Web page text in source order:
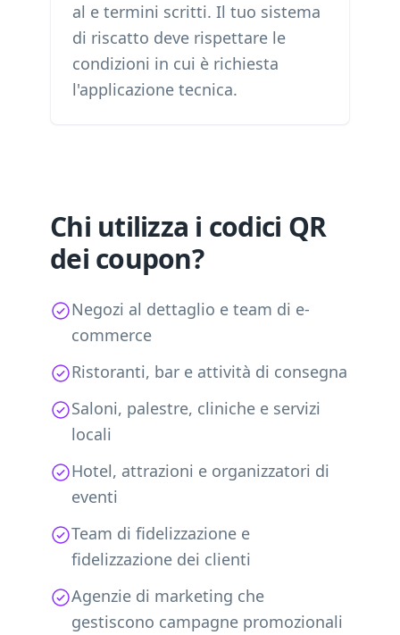
al e termini scritti. Il tuo sistema
di riscatto deve rispettare le
condizioni in cui è richiesta
l'applicazione tecnica.
Chi utilizza i codici QR
dei coupon?
Negozi al dettaglio e team di e-
commerce
Ristoranti, bar e attività di consegna
Saloni, palestre, cliniche e servizi
locali
Hotel, attrazioni e organizzatori di
eventi
Team di fidelizzazione e
fidelizzazione dei clienti
Agenzie di marketing che
gestiscono campagne promozionali